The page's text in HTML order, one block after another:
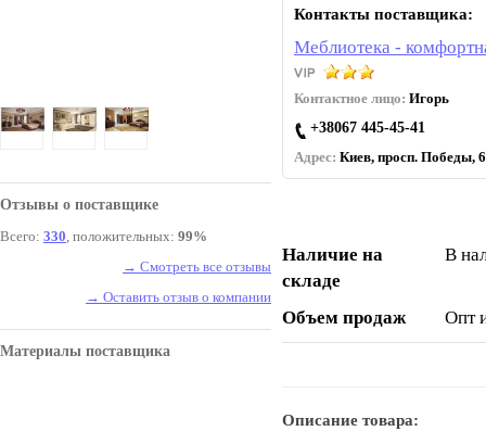
Отзывы о поставщике
Всего: 330, положительных: 99%
→ Смотреть все отзывы
→ Оставить отзыв о компании
Материалы поставщика
Контакты поставщика:
Меблиотека -
Контактное лицо: Игорь
+38067 445-45-41
Адрес: Киев, просп. Победы,
Наличие на
складе
В
Объем продаж Опт
Описание товара: